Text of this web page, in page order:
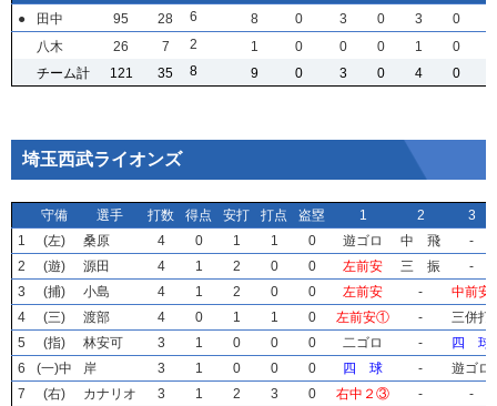
●
田中 95 28 6 8 0 3 0 3 0
八木
26 7 2 1 0 0 0 1 0
チーム計
121 35 8 9 0 3 0 4 0
●
田中 95 28 6 8 0 3 0 3 0
八木
26 7 2 1 0 0 0 1 0
チーム計
121 35 8 9 0 3 0 4 0
●
田中 95 28 6 8 0 3 0 3 0
八木
26 7 2 1 0 0 0 1 0
チーム計
121 35 8 9 0 3 0 4 0
●
田中 95 28 6 8 0 3 0 3 0
八木
26 7 2 1 0 0 0 1 0
チーム計
121 35 8 9 0 3 0 4 0
埼玉西武ライオンズ
守備 選手 打数 得点 安打 打点 盗塁 1 2
3
1
(左) 桑原 4 0 1 1 0 遊ゴロ 中 飛
-
2
(遊) 源田 4 1 2 0 0 左前安 三 振
-
3
(捕) 小島 4 1 2 0 0 左前安 -
中前安
4
(三) 渡部 4 0 1 1 0 左前安① -
三併打
5
(指) 林安可 3 1 0 0 0 二ゴロ -
四 球
6
(一)中 岸 3 1 0 0 0 四 球 -
遊ゴロ
7
(右) カナリオ 3 1 2 3 0 右中２③ -
-
守備 選手 打数 得点 安打 打点 盗塁 1 2
3
1
(左) 桑原 4 0 1 1 0 遊ゴロ 中 飛
-
2
(遊) 源田 4 1 2 0 0 左前安 三 振
-
3
(捕) 小島 4 1 2 0 0 左前安 -
中前安
4
(三) 渡部 4 0 1 1 0 左前安① -
三併打
5
(指) 林安可 3 1 0 0 0 二ゴロ -
四 球
6
(一)中 岸 3 1 0 0 0 四 球 -
遊ゴロ
7
(右) カナリオ 3 1 2 3 0 右中２③ -
-
守備 選手 打数 得点 安打 打点 盗塁 1 2
3
1
(左) 桑原 4 0 1 1 0 遊ゴロ 中 飛
-
2
(遊) 源田 4 1 2 0 0 左前安 三 振
-
3
(捕) 小島 4 1 2 0 0 左前安 -
中前安
4
(三) 渡部 4 0 1 1 0 左前安① -
三併打
5
(指) 林安可 3 1 0 0 0 二ゴロ -
四 球
6
(一)中 岸 3 1 0 0 0 四 球 -
遊ゴロ
7
(右) カナリオ 3 1 2 3 0 右中２③ -
-
守備 選手 打数 得点 安打 打点 盗塁 1 2
3
1
(左) 桑原 4 0 1 1 0 遊ゴロ 中 飛
-
2
(遊) 源田 4 1 2 0 0 左前安 三 振
-
3
(捕) 小島 4 1 2 0 0 左前安 -
中前安
4
(三) 渡部 4 0 1 1 0 左前安① -
三併打
5
(指) 林安可 3 1 0 0 0 二ゴロ -
四 球
6
(一)中 岸 3 1 0 0 0 四 球 -
遊ゴロ
7
(右) カナリオ 3 1 2 3 0 右中２③ -
-